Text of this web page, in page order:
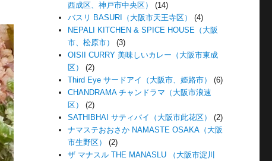
西成区、神戸市中央区）
(14)
バスリ BASURI（大阪市天王寺区）
(4)
NEPALI KITCHEN & SPICE HOUSE（大阪
市、松原市）
(3)
OISII CURRY 美味しいカレー（大阪市東成
区）
(2)
Third Eye サードアイ（大阪市、姫路市）
(6)
CHANDRAMA チャンドラマ（大阪市浪速
区）
(2)
SATHIBHAI サティバイ（大阪市此花区）
(2)
ナマステおおさか NAMASTE OSAKA（大阪
市生野区）
(2)
ザ マナスル THE MANASLU （大阪市淀川